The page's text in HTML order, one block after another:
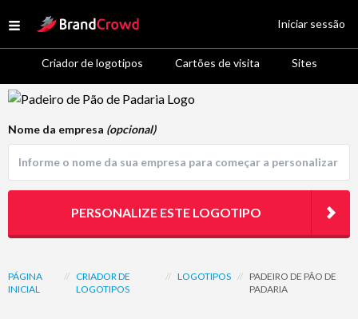
Open menu
Site Logo
Criador de logotipos Cartões de visita Sites
Iniciar sessão
Logo Template Preview
PÁGINA
INICIAL
// CRIADOR DE
LOGOTIPOS
// LOGOTIPOS // PADEIRO DE PÃO DE
PADARIA
Nome da empresa (opcional)
PERSONALIZE ESTE LOGOTIPO